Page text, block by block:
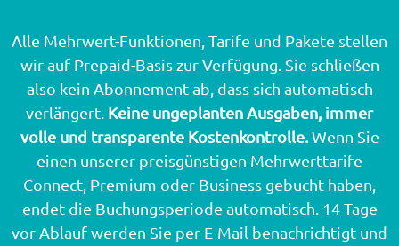
Alle Mehrwert-Funktionen, Tarife und Pakete stellen
wir auf Prepaid-Basis zur Verfügung. Sie schließen
also kein Abonnement ab, dass sich automatisch
verlängert. Keine ungeplanten Ausgaben, immer
volle und transparente Kostenkontrolle.Wenn Sie
einen unserer preisgünstigen Mehrwerttarife
Connect, Premium oder Business gebucht haben,
endet die Buchungsperiode automatisch. 14 Tage
vor Ablauf werden Sie per E-Mail benachrichtigt und